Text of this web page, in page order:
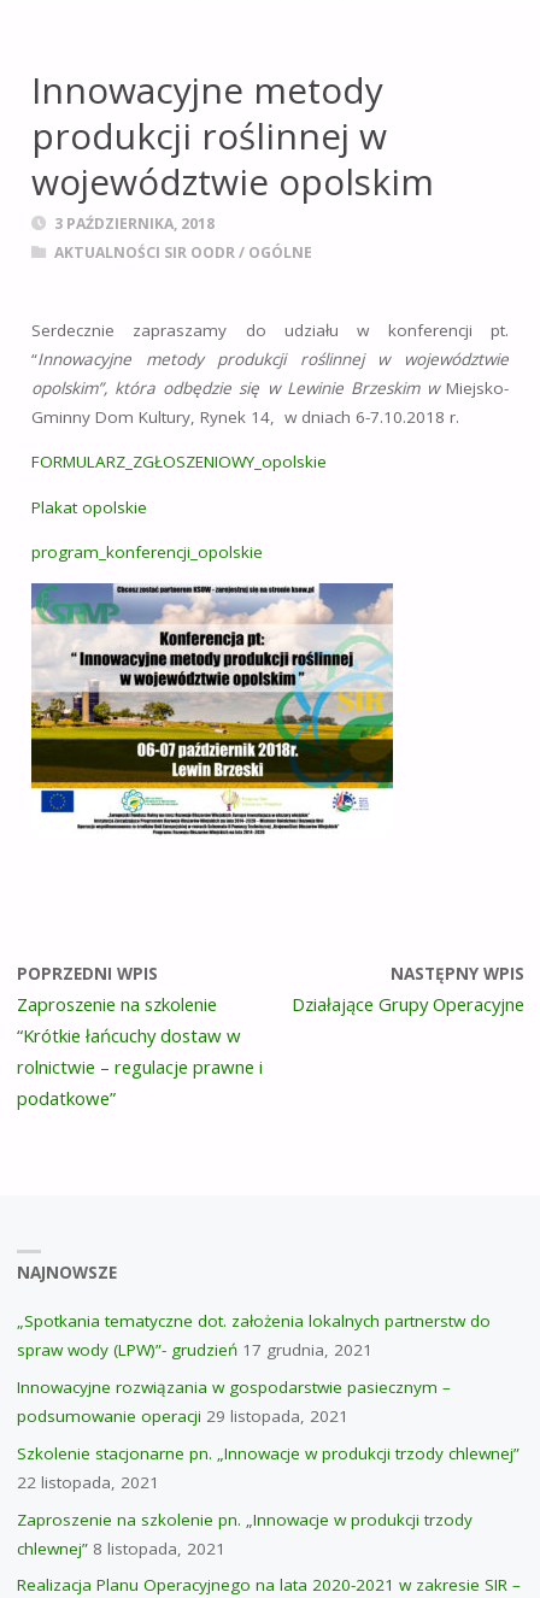
na terenie
województwa
opolskiego.
Innowacyjne metody
produkcji roślinnej w
województwie opolskim
3 PAŹDZIERNIKA, 2018
AKTUALNOŚCI SIR OODR/ OGÓLNE
Serdecznie zapraszamy do udziału w konferencji pt.
“Innowacyjne metody produkcji roślinnej w województwie
opolskim”, która odbędzie się w Lewinie Brzeskim w Miejsko-
Gminny Dom Kultury, Rynek 14, w dniach 6-7.10.2018 r.
FORMULARZ_ZGŁOSZENIOWY_opolskie
Plakat opolskie
program_konferencji_opolskie
POPRZEDNI WPIS
Zaproszenie na szkolenie
“Krótkie łańcuchy dostaw w
rolnictwie – regulacje prawne i
podatkowe”
NASTĘPNY WPIS
Działające Grupy Operacyjne
NAJNOWSZE
„Spotkania tematyczne dot. założenia lokalnych partnerstw do
spraw wody (LPW)”- grudzień 17 grudnia, 2021
Innowacyjne rozwiązania w gospodarstwie pasiecznym –
podsumowanie operacji 29 listopada, 2021
Szkolenie stacjonarne pn. „Innowacje w produkcji trzody chlewnej”
22 listopada, 2021
Zaproszenie na szkolenie pn. „Innowacje w produkcji trzody
chlewnej” 8 listopada, 2021
Realizacja Planu Operacyjnego na lata 2020-2021 w zakresie SIR –